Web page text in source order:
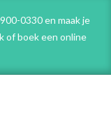
0330 en maak je
of boek een online